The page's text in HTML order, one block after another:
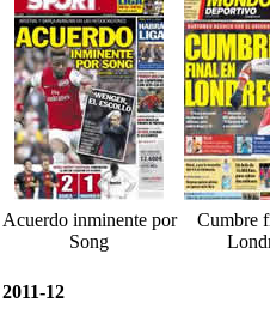
Acuerdo inminente por
Song
Cumbre
12